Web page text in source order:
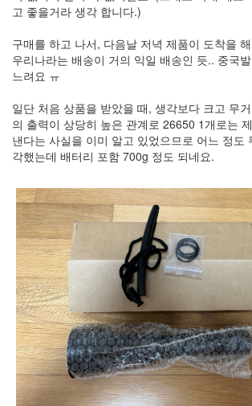
고 좋을거라 생각 합니다.)
구매를 하고 나서, 다음날 저녁 제품이 도착을
우리나라는 배송이 거의 익일 배송인 듯.. 중국
느려요 ㅠ
일단 처음 상품을 받았을 때, 생각보다 크고 무
의 출력이 상당히 높은 관계로 26650 1개로는
낸다는 사실을 이미 알고 있었으므로 어느 정도
각했는데 배터리 포함 700g 정도 되네요.
스
42
프
로
그
래
밍
57
Mozilla
23
Tip
Trick
18
security
3
Scuba
Diving
0
제
품
리
뷰
5